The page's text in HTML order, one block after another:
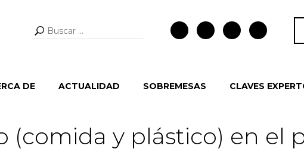
Buscar:
DE ACTUALIDAD SOBREMESAS CLAVES
(comida y plástico) en el